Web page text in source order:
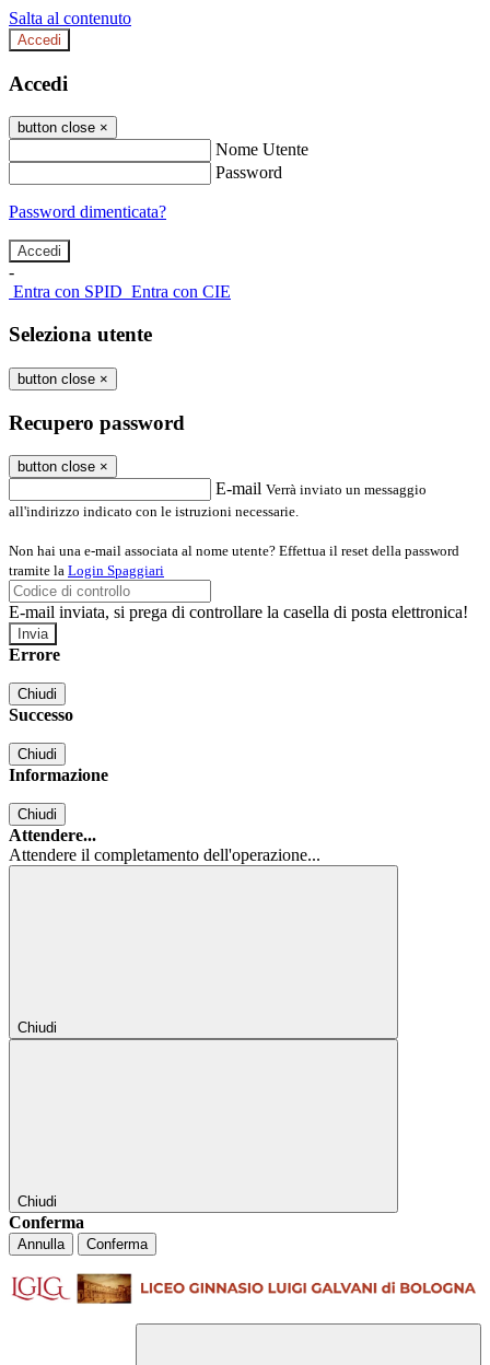
Salta al contenuto
Accedi
Accedi
button close ×
Nome Utente
Password
Password dimenticata?
-
Entra con SPID Entra con CIE
Seleziona utente
button close ×
Recupero password
button close ×
E-mail Verrà inviato un messaggio
all'indirizzo indicato con le istruzioni necessarie.
Non hai una e-mail associata al nome utente? Effettua il reset della password
tramite la Login Spaggiari
E-mail inviata, si prega di controllare la casella di posta elettronica!
Errore
Chiudi
Successo
Chiudi
Informazione
Chiudi
Attendere...
Attendere il completamento dell'operazione...
Chiudi
Chiudi
Conferma
Annulla Conferma